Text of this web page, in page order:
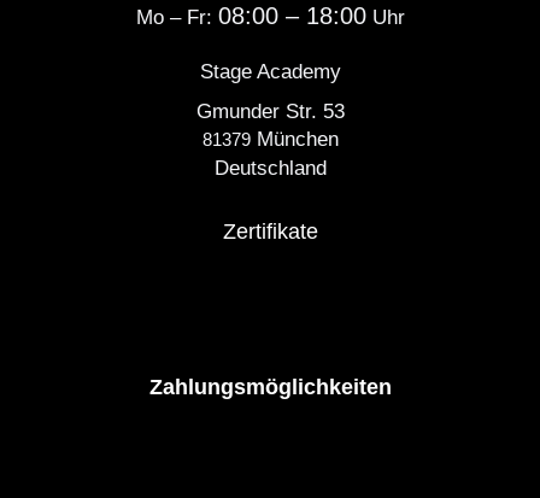
Mo – Fr: 08:00 – 18:00Uhr
Stage Academy
Gmunder Str. 53
81379München
Deutschland
Zertifikate
Zahlungsmöglichkeiten